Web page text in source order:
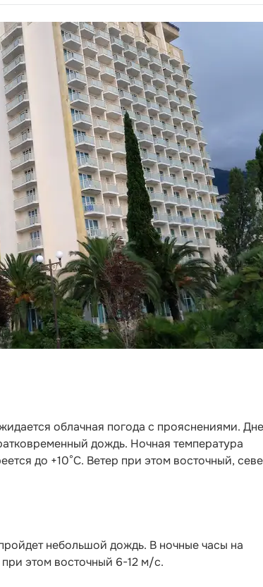
облачная погода с прояснениями.
дождь. Ночная температура
до +10°С. Ветер при этом восточный,
небольшой дождь. В ночные часы на
при этом восточный 6-12 м/с.